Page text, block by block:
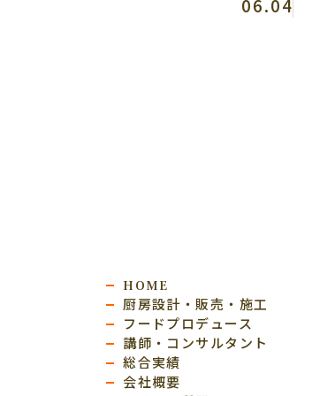
HOME
厨房設計・販売・施工
フードプロデュース
講師・コンサルタント
総合実績
会社概要